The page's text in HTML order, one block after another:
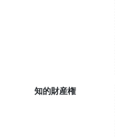
知的財産権